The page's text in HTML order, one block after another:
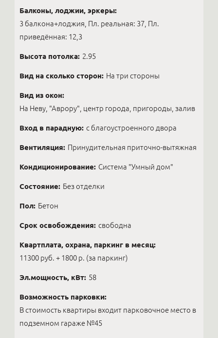
Балконы, лоджии, эркеры:
3 балкона+лоджия, Пл. реальная: 37, Пл.
приведённая: 12,3
Высота потолка: 2.95
Вид на сколько сторон: На три стороны
Вид из окон:
На Неву, "Аврору", центр города, пригороды, залив
Вход в парадную: с благоустроенного двора
Вентиляция: Принудительная приточно-вытяжная
Кондиционирование: Система "Умный дом"
Состояние: Без отделки
Пол: Бетон
Срок освобождения: свободна
Квартплата, охрана, паркинг в месяц:
11300 руб. + 1800 р. (за паркинг)
Эл.мощность, кВт: 58
Возможность парковки:
В стоимость квартиры входит парковочное место в
подземном гараже №45